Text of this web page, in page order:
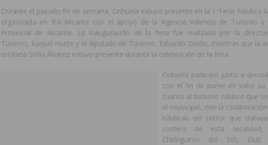
Durante el pasado fin de semana, Orihuela estuvo presente en la I “Feria Náutica
organizada en IFA-Alicante con el apoyo de la Agencia Valencia de Turismo y
Provincial de Alicante. La inauguración de la feria fue realizada por la
Turismo, Raquel Huete y el diputado de Turismo, Eduardo Dolón, mientras que la
oriolana Sofía Álvarez estuvo presente durante la celebración de la feria.
Orihuela participó junto a
con el fin de poner en valor su
cuanto al turismo náutico que
el municipio, con la
náuticas del sector que
costera de esta
Chiringuitos del Sol, Club